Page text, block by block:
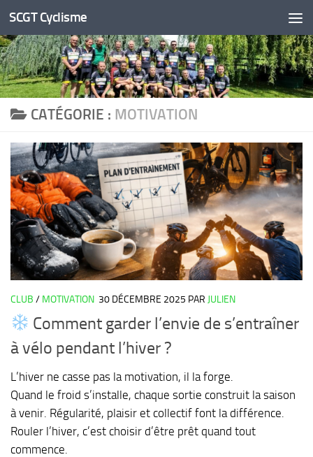
Skip to content
SCGT Cyclisme
CATÉGORIE : MOTIVATION
CLUB / MOTIVATION 30 DÉCEMBRE 2025 PAR JULIEN
Comment garder l’envie de s’entraîner
à vélo pendant l’hiver ?
L’hiver ne casse pas la motivation, il la forge.
Quand le froid s’installe, chaque sortie construit la saison
à venir. Régularité, plaisir et collectif font la différence.
Rouler l’hiver, c’est choisir d’être prêt quand tout
commence.